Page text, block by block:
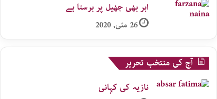
ابر بھی جھیل پر برستا ہے
26 مئی, 2020
آج کی منتخب تحریر
نازیہ کی کہانی